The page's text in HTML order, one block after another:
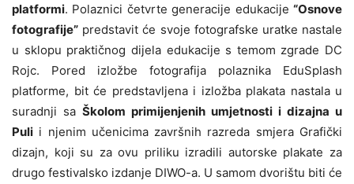
platformi. Polaznici četvrte generacije edukacije “Osnove
fotografije” predstavit će svoje fotografske uratke nastale
u sklopu praktičnog dijela edukacije s temom zgrade DC
Rojc. Pored izložbe fotografija polaznika EduSplash
platforme, bit će predstavljena i izložba plakata nastala u
suradnji sa Školom primijenjenih umjetnosti i dizajna u
Puli i njenim učenicima završnih razreda smjera Grafički
dizajn, koji su za ovu priliku izradili autorske plakate za
drugo festivalsko izdanje DIWO-a. U samom dvorištu biti će